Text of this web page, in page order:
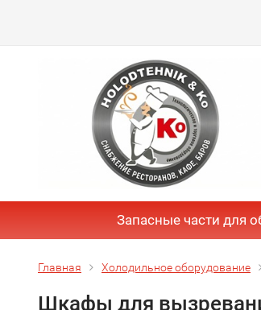
Запасные части для
Главная Холодильное оборудование
Шкафы для